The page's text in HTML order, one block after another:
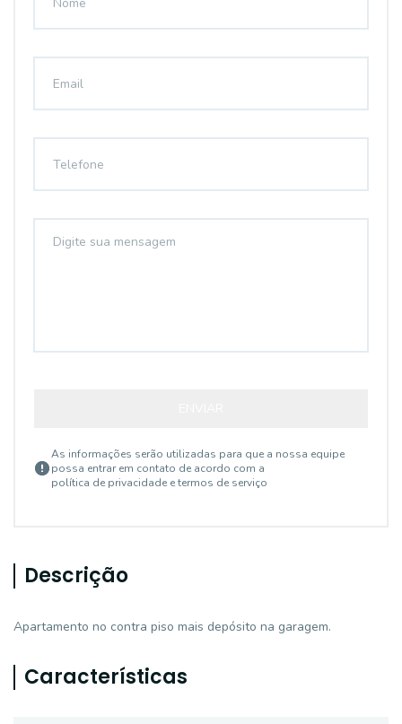
As informações serão utilizadas para que a nossa equipe
possa entrar em contato de acordo com a
política de privacidade e termos de serviço
Descrição
Apartamento no contra piso mais depósito na garagem.
Características